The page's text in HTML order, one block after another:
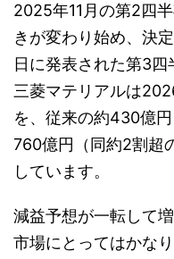
2025年11月の第2四
きが変わり始め、決
日に発表された第3四
三菱マテリアルは
を、従来の約430億
760億円（同約2割超
しています。
減益予想が一転して
市場にとってはかな